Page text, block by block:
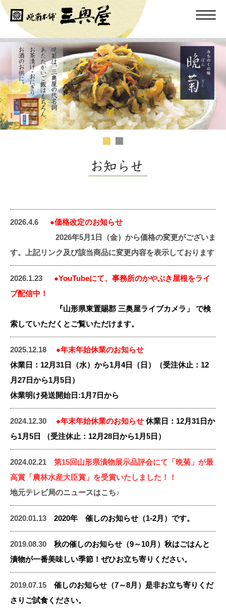
2026.4.6
●価格改定のお知らせ
2026年5月1日（金）から価格の変更がございま
す。上記リンク及び該当商品に変更内容を表示しております
2026.1.23
●YouTubeにて、事務所のかやぶき屋根をライ
ブ配信中！
『山形県東置賜郡 三奥屋ライブカメラ」 で検
索していただくとご覧いただけます。
2025.12.18
●年末年始休業のお知らせ
休業日：12月31日（水）から1月4日（日）（受注休止：12
月27日から1月5日）
休業明け発送開始日:1月7日から
2024.12.30 ●年末年始休業のお知らせ 休業日：12月31日か
ら1月5日 （受注休止：12月28日から1月5日）
2024.02.21 第15回山形県漬物展示品評会にて「晩菊」が最
高賞「農林水産大臣賞」を受賞いたしました！！
地元テレビ局のニュースはこち♪
2020.01.13 2020年 催しのお知らせ（1-2月）です。
2019.08.30 秋の催しのお知らせ（9～10月）秋はごはんと
漬物が一番美味しい季節！ぜひお立ち寄りください。
2019.07.15 催しのお知らせ（7～8月）是非お立ち寄りくだ
さりご試食ください。